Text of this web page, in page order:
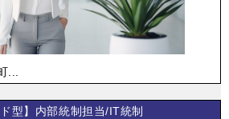
...
型】内部統制担当/IT統制